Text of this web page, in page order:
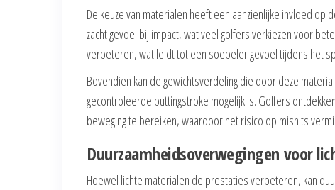
De keuze van materialen heeft een aanzienlijke invloed
zacht gevoel bij impact, wat veel golfers verkiezen voor
verbeteren, wat leidt tot een soepeler gevoel tijdens het
Bovendien kan de gewichtsverdeling die door deze
gecontroleerde puttingstroke mogelijk is. Golfers
beweging te bereiken, waardoor het risico op mishits
Duurzaamheidsoverwegingen voor
Hoewel lichte materialen de prestaties verbeteren, kan